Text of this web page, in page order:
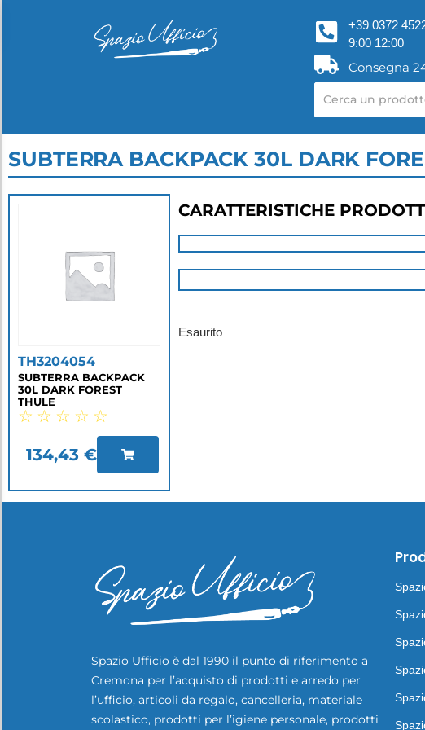
+39 0372
9:00 12:00
Consegna
SUBTERRA BACKPACK 30L DARK
TH3204054
SUBTERRA BACKPACK
30L DARK FOREST
THULE
☆ ☆ ☆ ☆ ☆
134,43 €
CARATTERISTICHE
Esaurito
Spazio Ufficio è dal 1990 il punto di riferimento a
Cremona per l’acquisto di prodotti e arredo per
l’ufficio, articoli da regalo, cancelleria, materiale
scolastico, prodotti per l’igiene personale, prodotti